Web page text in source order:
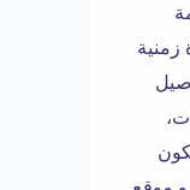
زمنية